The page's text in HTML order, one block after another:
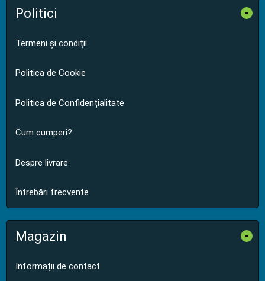
Politici -
Termeni și condiții
Politica de Cookie
Politica de Confidențialitate
Cum cumperi?
Despre livrare
Întrebări frecvente
Magazin -
Informații de contact